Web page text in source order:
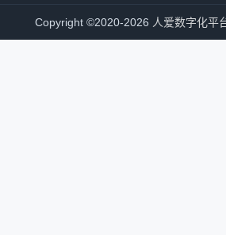
Copyright ©2020-2026 人爱数字化平